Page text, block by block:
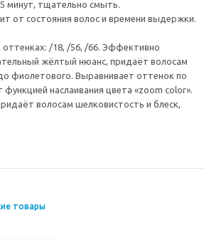
минут, тщательно смыть.
от состояния волос и времени выдержки.
/18, /56, /66. Эффективно
жёлтый нюанс, придаёт волосам
фиолетового. Выравнивает оттенок по
наслаивания цвета «zoom color».
волосам шелковистость и блеск,
товары